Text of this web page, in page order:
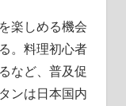
楽しめる機会
。料理初心者
など、普及促
ンは日本国内